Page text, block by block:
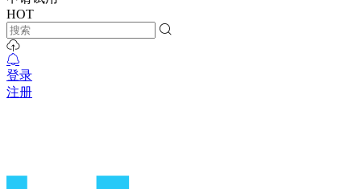
HOT
登录
注册